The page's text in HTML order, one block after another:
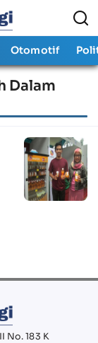
Otomotif
Dalam
No. 183 K